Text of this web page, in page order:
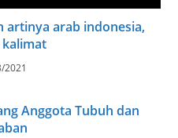
artinya arab indonesia,
2021
Anggota Tubuh dan